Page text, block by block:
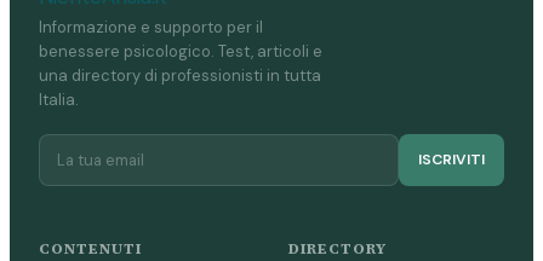
Informazione e supporto per il
benessere psicologico. Test, articoli e
una directory di professionisti in tutta
Italia.
ISCRIVITI
CONTENUTI DIRECTORY